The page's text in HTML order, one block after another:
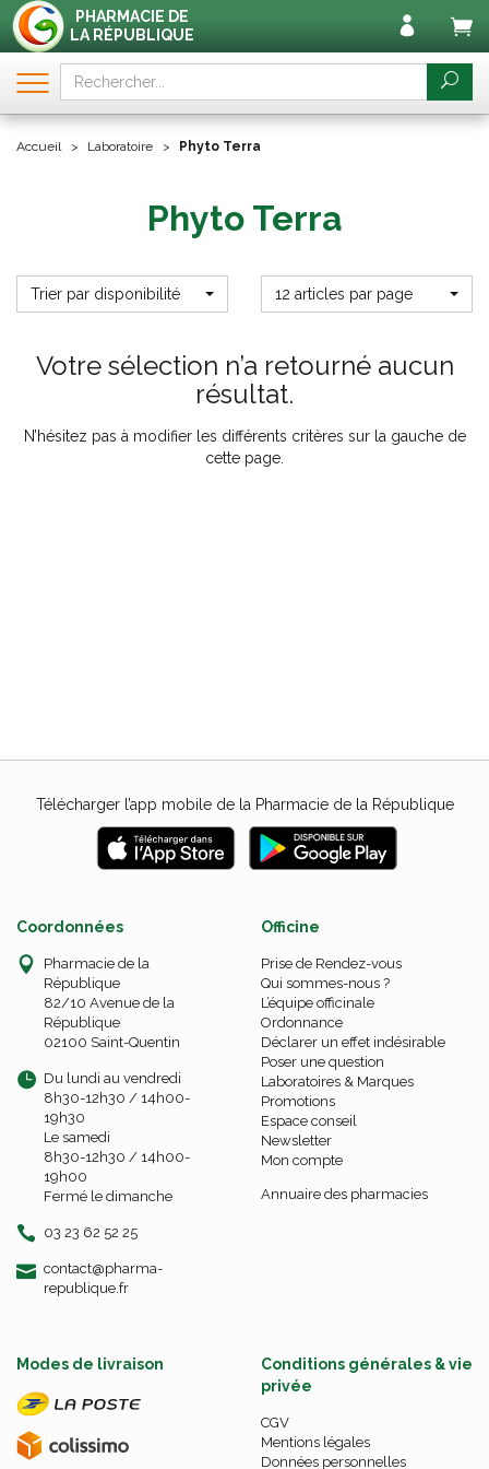
PHARMACIE DE
LA RÉPUBLIQUE
Accueil Laboratoire Phyto Terra
Phyto Terra
Trier par disponibilité 12 articles par page
Votre sélection n’a retourné aucun
résultat.
N’hésitez pas à modifier les différents critères sur la gauche de
cette page.
Télécharger l’app mobile de la Pharmacie de la République
Coordonnées
Pharmacie de la
République
82/10 Avenue de la
République
02100 Saint-Quentin
Du lundi au vendredi
8h30-12h30 / 14h00-
19h30
Le samedi
8h30-12h30 / 14h00-
19h00
Fermé le dimanche
03 23 62 52 25
contact-
@-
pharma-
republique.fr
Officine
Prise de Rendez-vous
Qui sommes-nous ?
L’équipe officinale
Ordonnance
Déclarer un effet indésirable
Poser une question
Laboratoires & Marques
Promotions
Espace conseil
Newsletter
Mon compte
Annuaire des pharmacies
Modes de livraison
Conditions générales & vie
privée
CGV
Mentions légales
Données personnelles